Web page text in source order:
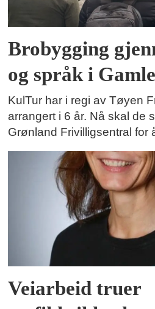
Brobygging
og språk i
KulTur har i regi av Tøyen
arrangert i 6 år. Nå skal de
Grønland Frivilligsentral for
Veiarbeid truer